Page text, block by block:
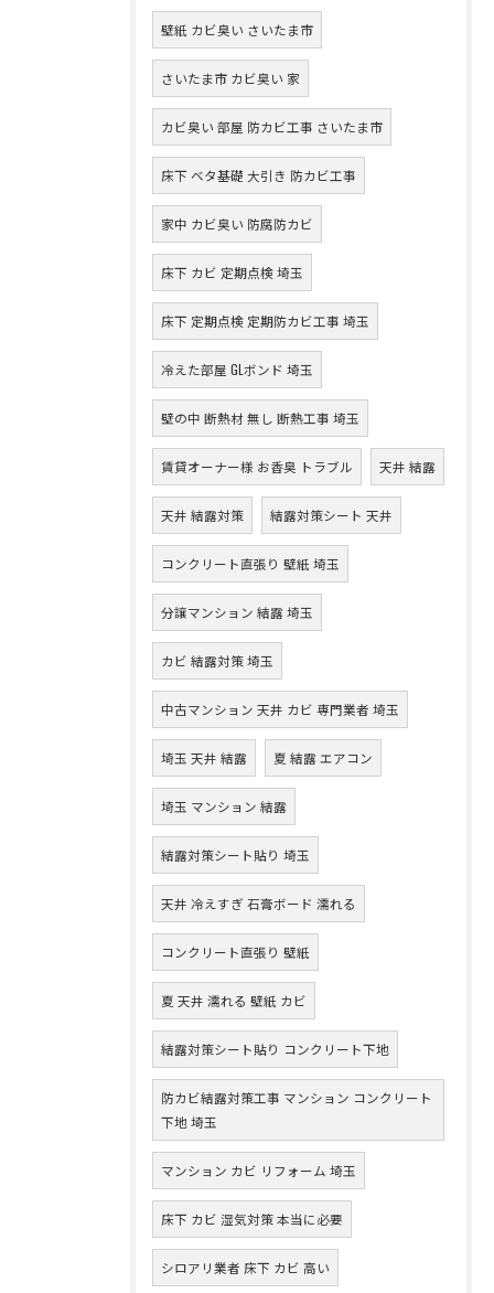
壁紙 カビ臭い さいたま市
さいたま市 カビ臭い 家
カビ臭い 部屋 防カビ工事 さいたま市
床下 ベタ基礎 大引き 防カビ工事
家中 カビ臭い 防腐防カビ
床下 カビ 定期点検 埼玉
床下 定期点検 定期防カビ工事 埼玉
冷えた部屋 GLボンド 埼玉
壁の中 断熱材 無し 断熱工事 埼玉
賃貸オーナー様 お香臭 トラブル 天井 結露
天井 結露対策 結露対策シート 天井
コンクリート直張り 壁紙 埼玉
分譲マンション 結露 埼玉
カビ 結露対策 埼玉
中古マンション 天井 カビ 専門業者 埼玉
埼玉 天井 結露 夏 結露 エアコン
埼玉 マンション 結露
結露対策シート貼り 埼玉
天井 冷えすぎ 石膏ボード 濡れる
コンクリート直張り 壁紙
夏 天井 濡れる 壁紙 カビ
結露対策シート貼り コンクリート下地
防カビ結露対策工事 マンション コンクリート
下地 埼玉
マンション カビ リフォーム 埼玉
床下 カビ 湿気対策 本当に必要
シロアリ業者 床下 カビ 高い